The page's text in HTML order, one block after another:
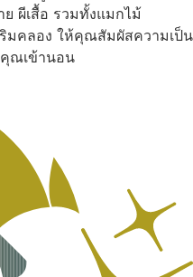
ผีเสื้อ รวมทั้งแมกไม้
มคลอง ให้คุณสัมผัสความเป็น
ณเข้านอน